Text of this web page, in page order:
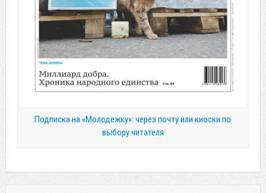
Подписка на «Молодежку»: через почту или киоски по
выбору читателя